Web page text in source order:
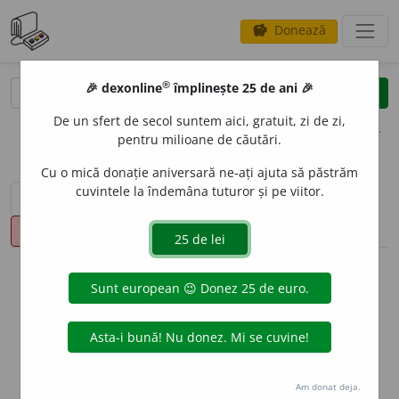
savings Donează
clear
opțiuni
sinteza definițiilor (1) definiții (18)
declinări
info
Aceste definiții sunt compilate de
echipa dexonline. Definițiile
originale se află pe filadefiniții.
Puteți reordona filele pe pagina de
🎉 dexonline® împlinește 25 de ani 🎉
De un sfert de secol suntem aici, gratuit, zi de zi,
pentru milioane de căutări.
Cu o mică donație aniversară ne-ați ajuta să păstrăm
cuvintele la îndemâna tuturor și pe viitor.
Am donat deja.